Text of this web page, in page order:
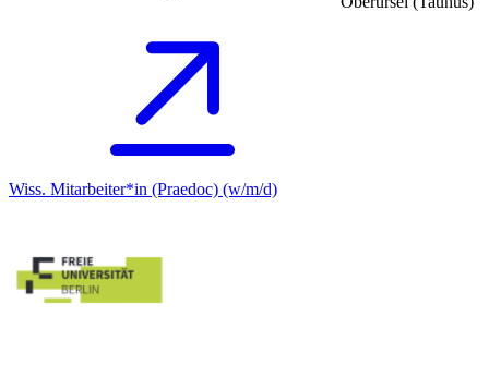
Wiss. Mitarbeiter*in (Praedoc) (w/m/d)